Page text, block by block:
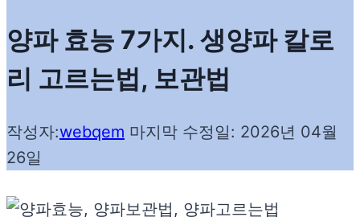
양파 효능 7가지. 생양파 칼로
리 고르는법, 보관법
작성자:webqem 마지막 수정일: 2026년 04월
26일